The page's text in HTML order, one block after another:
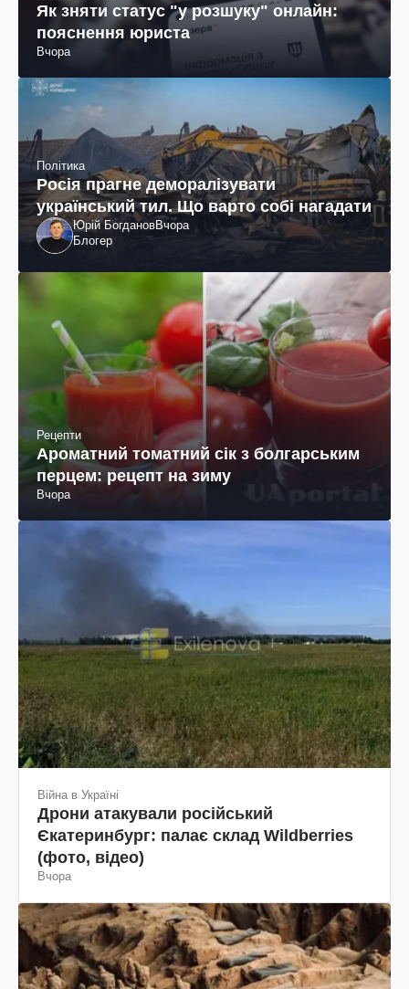
Як зняти статус "у розшуку" онлайн:
пояснення юриста
Вчора
Політика
Росія прагне деморалізувати
український тил. Що варто собі нагадати
Юрій БогдановВчора
Блогер
Рецепти
Ароматний томатний сік з болгарським
перцем: рецепт на зиму
Вчора
Війна в Україні
Дрони атакували російський
Єкатеринбург: палає склад Wildberries
(фото, відео)
Вчора